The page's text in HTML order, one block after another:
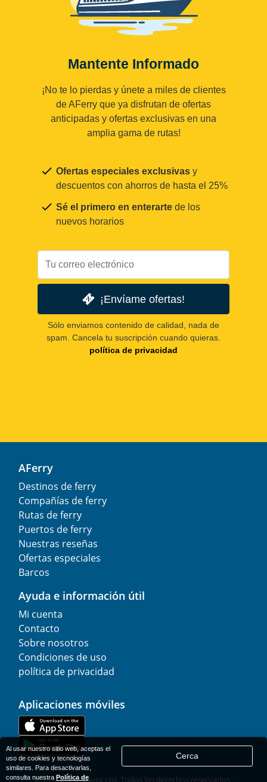
Mantente Informado
¡No te lo pierdas y únete a miles de clientes
de AFerry que ya disfrutan de ofertas
anticipadas y ofertas exclusivas en una
amplia gama de rutas!
Ofertas especiales exclusivas y
descuentos con ahorros de hasta el 25%
Sé el primero en enterarte de los
nuevos horarios
¡Envíame ofertas!
Sólo enviamos contenido de calidad, nada de
spam. Cancela tu suscripción cuando quieras.
política de privacidad
AFerry
Destinos de ferry
Compañías de ferry
Rutas de ferry
Puertos de ferry
Nuestras reseñas
Ofertas especiales
Barcos
Ayuda e información útil
Mi cuenta
Contacto
Sobre nosotros
Condiciones de uso
política de privacidad
Aplicaciones móviles
© 1977-2026AFerry Ltd. Todos los derechos reservados..
Al usar nuestro sitio web, aceptas el
uso de cookies y tecnologías
similares. Para desactivarlas,
consulta nuestraPolítica de
Cerca